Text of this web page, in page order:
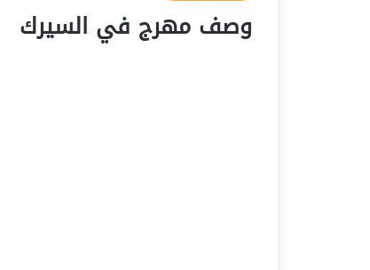
وصف مهرج في السيرك